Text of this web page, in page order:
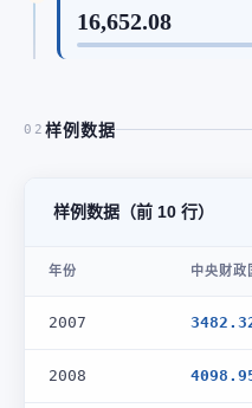
16,652.08
02 样例数据
样例数据（前 10 行）
年份 中央财政
2007
2008